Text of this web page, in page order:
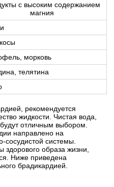
с высоким содержанием
магния
морковь
телятина
рекомендуется
жидкости. Чистая вода,
отличным выбором.
направлено на
системы.
образа жизни,
Ниже приведена
брадикардией.